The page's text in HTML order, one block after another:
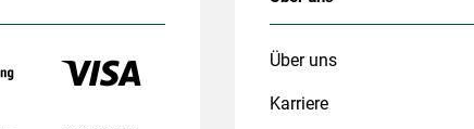
Über uns
Karriere